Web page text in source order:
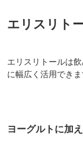
エリスリト
エリスリトールは
に幅広く活用できま
ヨーグルトに加